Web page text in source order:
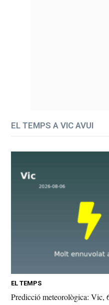
EL TEMPS A VIC AVUI
EL TEMPS
Predicció meteorològica: Vic,